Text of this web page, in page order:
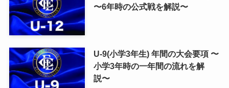
〜6年時の公式戦を解説〜
U-9(小学3年生) 年間の大会要項 〜
小学3年時の一年間の流れを解
説〜